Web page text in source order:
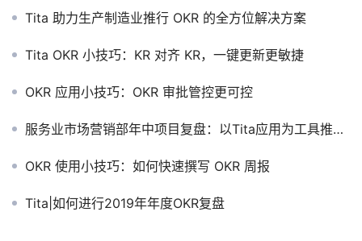
Tita 助力生产制造业推行 OKR 的全方位解决方案
Tita OKR 小技巧：KR 对齐 KR，一键更新更敏捷
OKR 应用小技巧：OKR 审批管控更可控
服务业市场营销部年中项目复盘：以Tita应用为工具推动项目成功
OKR 使用小技巧：如何快速撰写 OKR 周报
Tita|如何进行2019年年度OKR复盘